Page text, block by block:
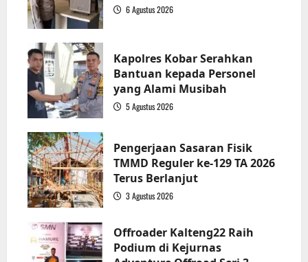
6 Agustus 2026
Kapolres Kobar Serahkan
Bantuan kepada Personel
yang Alami Musibah
5 Agustus 2026
Pengerjaan Sasaran Fisik
TMMD Reguler ke-129 TA 2026
Terus Berlanjut
3 Agustus 2026
Offroader Kalteng22 Raih
Podium di Kejurnas